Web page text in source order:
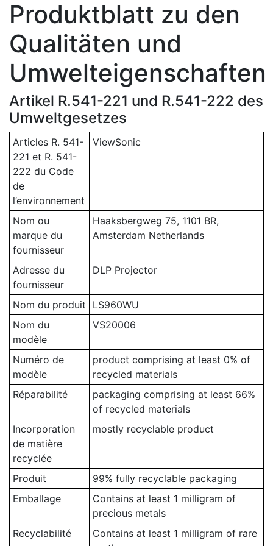
Produktblatt zu den
Qualitäten und
Umwelteigenschaften
Artikel R.541-221 und R.541-222 des
Umweltgesetzes
Articles R. 541-
221 et R. 541-
222 du Code
de
l’environnement
ViewSonic
Nom ou
marque du
fournisseur
Haaksbergweg 75, 1101 BR,
Amsterdam Netherlands
Adresse du
fournisseur
DLP Projector
Nom du produit
LS960WU
Nom du
modèle
VS20006
Numéro de
modèle
product comprising at least 0% of
recycled materials
Réparabilité
packaging comprising at least 66%
of recycled materials
Incorporation
de matière
recyclée
mostly recyclable product
Produit
99% fully recyclable packaging
Emballage
Contains at least 1 milligram of
precious metals
Recyclabilité
Contains at least 1 milligram of rare